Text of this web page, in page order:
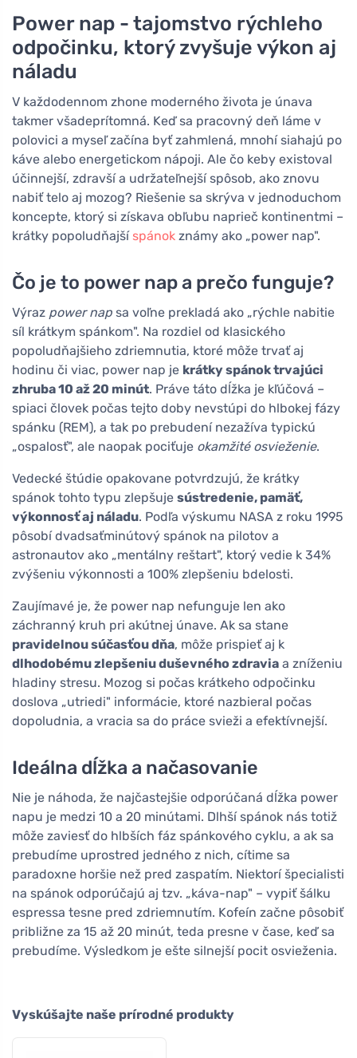
Power nap - tajomstvo rýchleho
odpočinku, ktorý zvyšuje výkon aj
náladu
V každodennom zhone moderného života je únava
takmer všadeprítomná. Keď sa pracovný deň láme v
polovici a myseľ začína byť zahmlená, mnohí siahajú po
káve alebo energetickom nápoji. Ale čo keby existoval
účinnejší, zdravší a udržateľnejší spôsob, ako znovu
nabiť telo aj mozog? Riešenie sa skrýva v jednoduchom
koncepte, ktorý si získava obľubu naprieč kontinentmi –
krátky popoludňajšíspánok známy ako „power nap".
Čo je to power nap a prečo funguje?
Výraz power nap sa voľne prekladá ako „rýchle nabitie
síl krátkym spánkom". Na rozdiel od klasického
popoludňajšieho zdriemnutia, ktoré môže trvať aj
hodinu či viac, power nap je krátky spánok trvajúci
zhruba 10 až 20 minút. Práve táto dĺžka je kľúčová –
spiaci človek počas tejto doby nevstúpi do hlbokej fázy
spánku (REM), a tak po prebudení nezažíva typickú
„ospalosť", ale naopak pociťuje okamžité osvieženie.
Vedecké štúdie opakovane potvrdzujú, že krátky
spánok tohto typu zlepšuje sústredenie, pamäť,
výkonnosť aj náladu. Podľa výskumu NASA z roku 1995
pôsobí dvadsaťminútový spánok na pilotov a
astronautov ako „mentálny reštart", ktorý vedie k 34%
zvýšeniu výkonnosti a 100% zlepšeniu bdelosti.
Zaujímavé je, že power nap nefunguje len ako
záchranný kruh pri akútnej únave. Ak sa stane
pravidelnou súčasťou dňa, môže prispieť aj k
dlhodobému zlepšeniu duševného zdravia a zníženiu
hladiny stresu. Mozog si počas krátkeho odpočinku
doslova „utriedi" informácie, ktoré nazbieral počas
dopoludnia, a vracia sa do práce svieži a efektívnejší.
Ideálna dĺžka a načasovanie
Nie je náhoda, že najčastejšie odporúčaná dĺžka power
napu je medzi 10 a 20 minútami. Dlhší spánok nás totiž
môže zaviesť do hlbších fáz spánkového cyklu, a ak sa
prebudíme uprostred jedného z nich, cítime sa
paradoxne horšie než pred zaspatím. Niektorí špecialisti
na spánok odporúčajú aj tzv. „káva-nap" – vypiť šálku
espressa tesne pred zdriemnutím. Kofeín začne pôsobiť
približne za 15 až 20 minút, teda presne v čase, keď sa
prebudíme. Výsledkom je ešte silnejší pocit osvieženia.
Vyskúšajte naše prírodné produkty